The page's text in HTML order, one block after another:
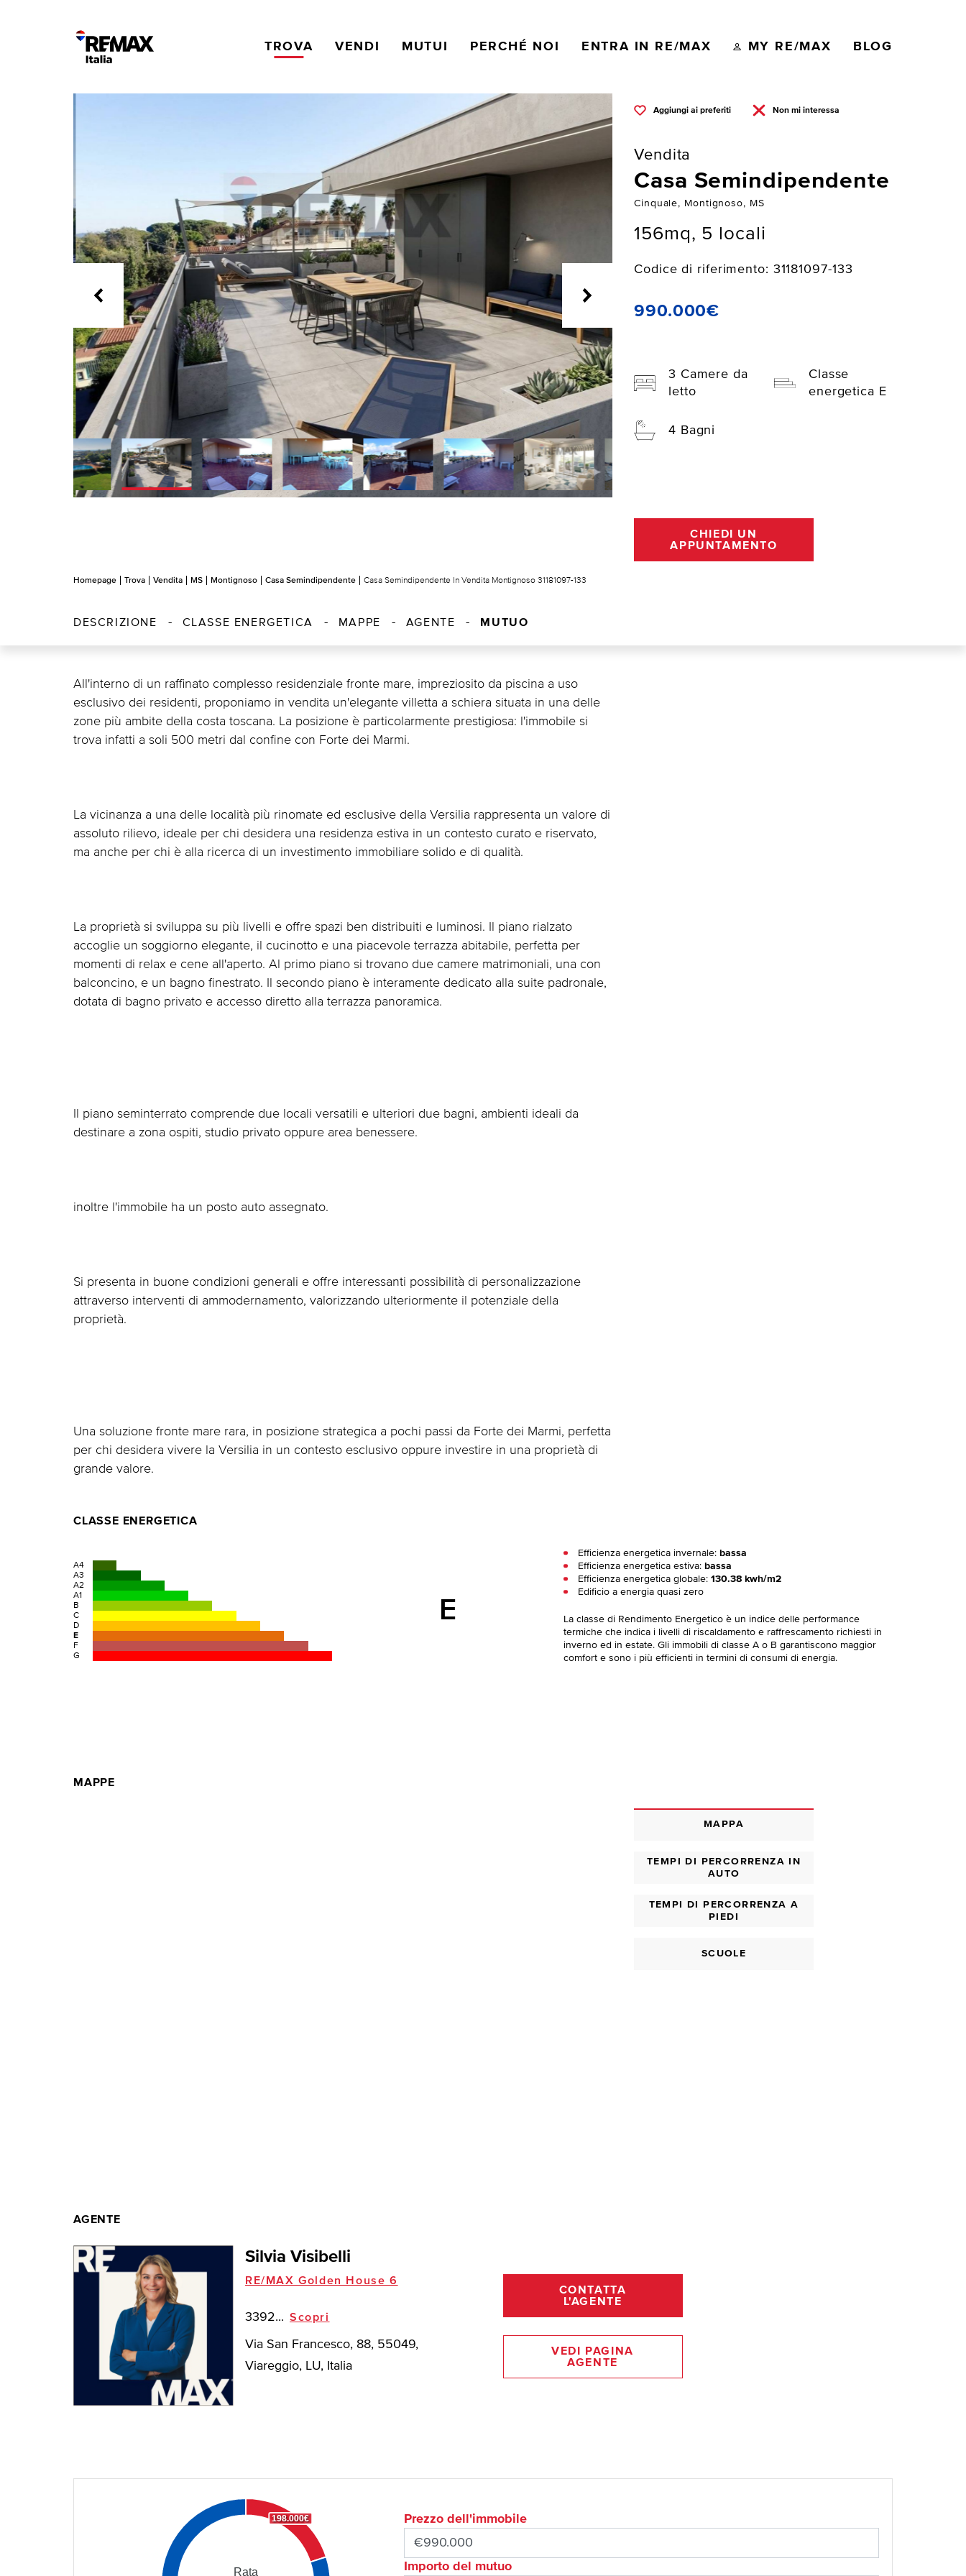
TROVA VENDI MUTUI PERCHÉ NOI ENTRA IN RE/MAX MY RE/MAX BLOG
Aggiungi ai preferiti Non mi interessa
Vendita
Casa Semindipendente
Cinquale, Montignoso, MS
156mq, 5 locali
Codice di riferimento: 31181097-133
990.000€
3 Camere da
letto
Classe
energetica E
4 Bagni
CHIEDI UN
APPUNTAMENTO
Homepage Trova Vendita MS Montignoso Casa Semindipendente Casa Semindipendente In Vendita Montignoso 31181097-133
DESCRIZIONE CLASSE ENERGETICA MAPPE AGENTE MUTUO
All'interno di un raffinato complesso residenziale fronte mare, impreziosito da piscina a uso
esclusivo dei residenti, proponiamo in vendita un'elegante villetta a schiera situata in una delle
zone più ambite della costa toscana. La posizione è particolarmente prestigiosa: l'immobile si
trova infatti a soli 500 metri dal confine con Forte dei Marmi.
La vicinanza a una delle località più rinomate ed esclusive della Versilia rappresenta un valore di
assoluto rilievo, ideale per chi desidera una residenza estiva in un contesto curato e riservato,
ma anche per chi è alla ricerca di un investimento immobiliare solido e di qualità.
La proprietà si sviluppa su più livelli e offre spazi ben distribuiti e luminosi. Il piano rialzato
accoglie un soggiorno elegante, il cucinotto e una piacevole terrazza abitabile, perfetta per
momenti di relax e cene all'aperto. Al primo piano si trovano due camere matrimoniali, una con
balconcino, e un bagno finestrato. Il secondo piano è interamente dedicato alla suite padronale,
dotata di bagno privato e accesso diretto alla terrazza panoramica.
Il piano seminterrato comprende due locali versatili e ulteriori due bagni, ambienti ideali da
destinare a zona ospiti, studio privato oppure area benessere.
inoltre l'immobile ha un posto auto assegnato.
Si presenta in buone condizioni generali e offre interessanti possibilità di personalizzazione
attraverso interventi di ammodernamento, valorizzando ulteriormente il potenziale della
proprietà.
Una soluzione fronte mare rara, in posizione strategica a pochi passi da Forte dei Marmi, perfetta
per chi desidera vivere la Versilia in un contesto esclusivo oppure investire in una proprietà di
grande valore.
CLASSE ENERGETICA
A4
A3
A2
A1
B
C
D
E
F
G
E
Efficienza energetica invernale: bassa
Efficienza energetica estiva: bassa
Efficienza energetica globale:130.38 kwh/m2
Edificio a energia quasi zero
La classe di Rendimento Energetico è un indice delle performance
termiche che indica i livelli di riscaldamento e raffrescamento richiesti in
inverno ed in estate. Gli immobili di classe A o B garantiscono maggior
comfort e sono i più efficienti in termini di consumi di energia.
MAPPE
MAPPA
TEMPI DI PERCORRENZA IN
AUTO
TEMPI DI PERCORRENZA A
PIEDI
SCUOLE
AGENTE
Silvia Visibelli
RE/MAX Golden House 6
3392... Scopri
Via San Francesco, 88, 55049,
Viareggio, LU, Italia
CONTATTA
L'AGENTE
VEDI PAGINA
AGENTE
198.000€
Rata
Prezzo dell'immobile
Importo del mutuo